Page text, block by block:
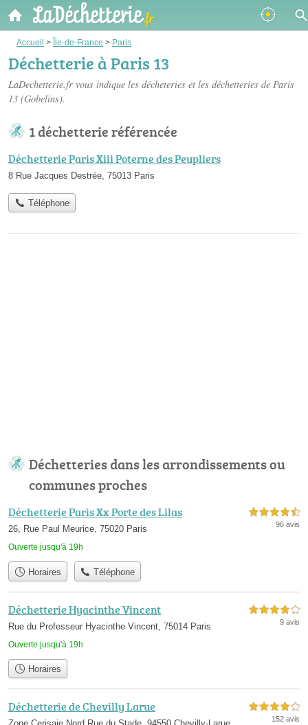
Accueil > Île-de-France > Paris
Déchetterie à Paris 13
LaDechetterie.fr vous indique les décheteries et les déchetteries de Paris
13 (Gobelins).
1 déchetterie référencée
Déchetterie Paris Xiii Poterne des Peupliers
8 Rue Jacques Destrée, 75013 Paris
Téléphone
Déchetteries dans les arrondissements ou
communes proches
Déchetterie Paris Xx Porte des Lilas
26, Rue Paul Meurice, 75020 Paris
Ouverte jusqu'à 19h
4,5 étoiles sur 5
96 avis
Horaires Téléphone
Déchetterie Hyacinthe Vincent
Rue du Professeur Hyacinthe Vincent, 75014 Paris
Ouverte jusqu'à 19h
4,0 étoiles sur 5
9 avis
Horaires
Déchetterie de Chevilly Larue 4,0 étoiles sur 5
152 avis